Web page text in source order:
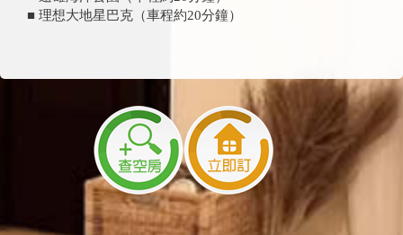
■ 理想大地星巴克（車程約20分鐘）